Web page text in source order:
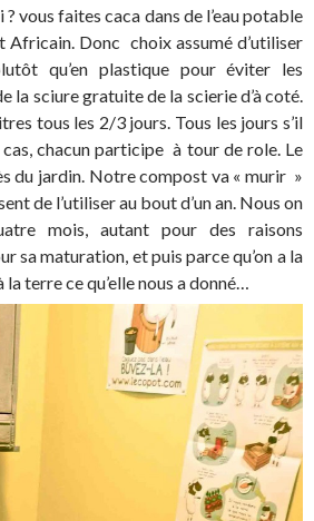
vous faites caca dans de l’eau potable
Africain. Donc choix assumé d’utiliser
qu’en plastique pour éviter les
la sciure gratuite de la scierie d’à coté.
tous les 2/3 jours. Tous les jours s’il
chacun participe à tour de role. Le
du jardin. Notre compost va « murir »
de l’utiliser au bout d’un an. Nous on
mois, autant pour des raisons
sa maturation, et puis parce qu’on a la
terre ce qu’elle nous a donné…